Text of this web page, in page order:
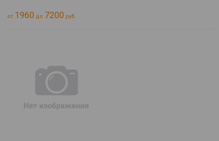
от 1960 до 7200 руб.